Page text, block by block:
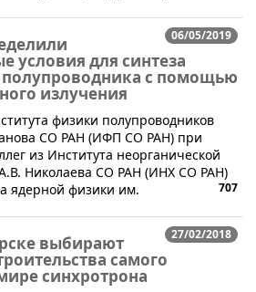
06/05/2019
условия для синтеза
полупроводника с помощью
излучения
физики полупроводников
СО РАН (ИФП СО РАН) при
из Института неорганической
Николаева СО РАН (ИНХ СО РАН)
ядерной физики им.
707
27/02/2018
выбирают
самого
синхротрона